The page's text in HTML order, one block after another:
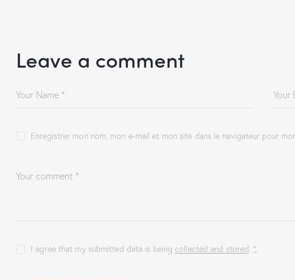
Leave a comment
Enregistrer mon nom, mon e-mail et mon site dans le navigateur pour
I agree that my submitted data is beingcollected and stored. *